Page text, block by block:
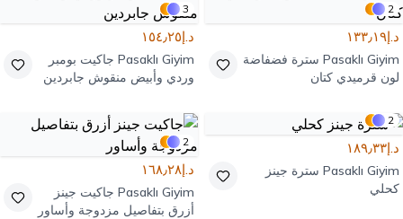
2
د.إ١٣٣٫١٩
Pasaklı Giyim سترة فضفاضة
لون قرميدي كتان
3
د.إ١٥٤٫٢٥
Pasaklı Giyim جاكيت بومبر
وردي وأبيض منقوش جابردين
2
د.إ١٨٩٫٣٣
Pasaklı Giyim سترة جينز
كحلي
2
د.إ١٦٨٫٢٨
Pasaklı Giyim جاكيت جينز
أزرق بتفاصيل مزدوجة وأساور